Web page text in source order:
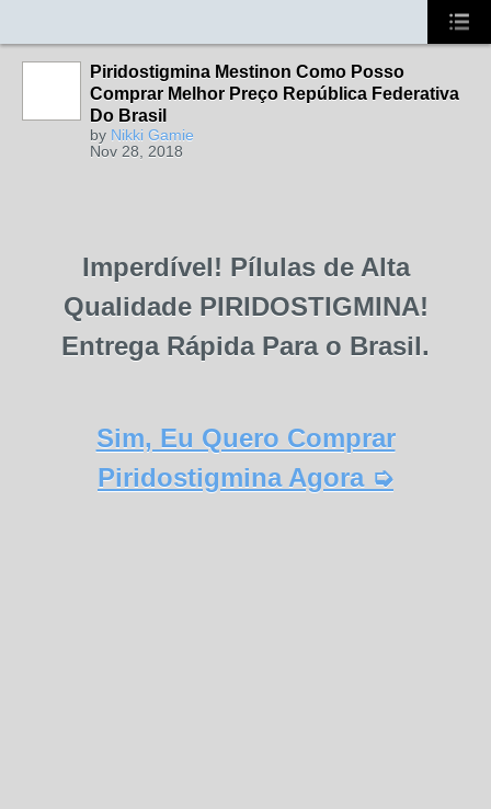
Piridostigmina Mestinon Como Posso
Comprar Melhor Preço República Federativa
Do Brasil
by Nikki Gamie
Nov 28, 2018
Imperdível! Pílulas de Alta
Qualidade PIRIDOSTIGMINA!
Entrega Rápida Para o Brasil.
Sim, Eu Quero Comprar
Piridostigmina Agora ➭